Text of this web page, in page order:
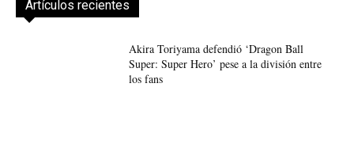
Artículos recientes
Akira Toriyama defendió ‘Dragon Ball
Super: Super Hero’ pese a la división entre
los fans